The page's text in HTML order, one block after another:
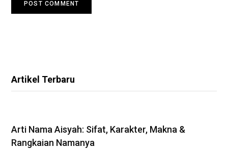
Artikel Terbaru
Arti Nama Aisyah: Sifat, Karakter, Makna &
Rangkaian Namanya